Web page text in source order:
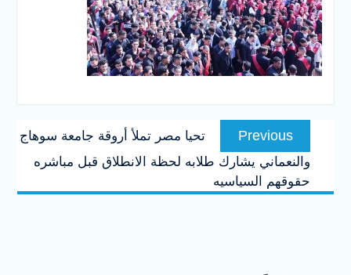
تصفّح
المقالاتPrevious
Previous
post:
تحيا مصر تملأ أروقة جامعة سوهاج
والنعماني يشارك طلابه لحظة الانطلاق قبل مباشره
حقوقهم السياسيه